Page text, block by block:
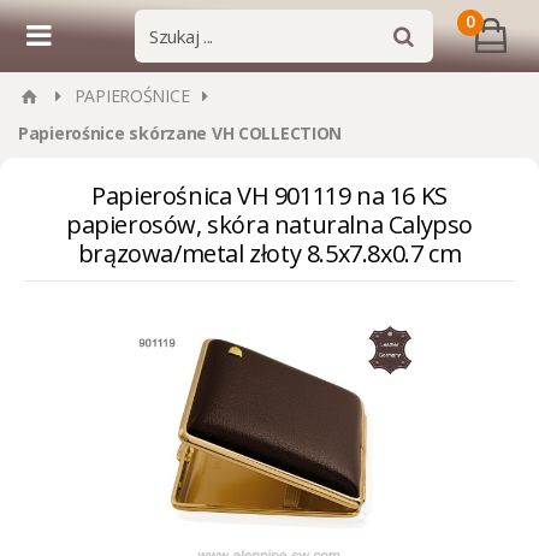
0
PAPIEROŚNICE
Papierośnice skórzane VH COLLECTION
Papierośnica VH 901119 na 16 KS
papierosów, skóra naturalna Calypso
brązowa/metal złoty 8.5x7.8x0.7 cm